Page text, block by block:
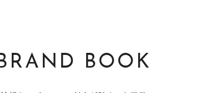
BOOK